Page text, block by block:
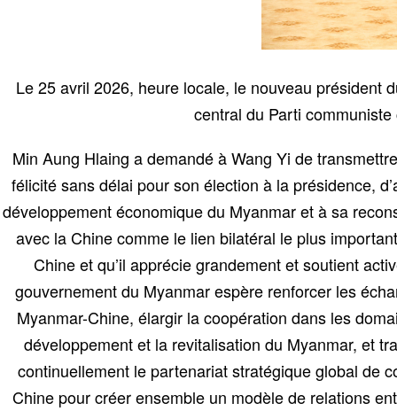
Le 25 avril 2026, heure locale, le nouveau président
central du Parti
Min Aung Hlaing a demandé à Wang Yi de
félicité sans délai pour son élection à la présidence,
développement économique du Myanmar et à sa
avec la Chine comme le lien bilatéral le plus
Chine et qu’il apprécie grandement et soutient
gouvernement du Myanmar espère renforcer les
Myanmar-Chine, élargir la coopération dans les
développement et la revitalisation du Myanmar, et
continuellement le partenariat stratégique global de
Chine pour créer ensemble un modèle de relations